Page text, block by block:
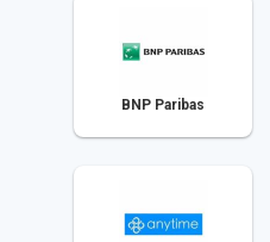
BNP Paribas